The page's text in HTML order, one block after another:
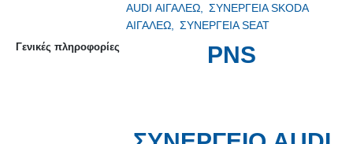
AUDI ΑΙΓΑΛΕΩ,
ΣΥΝΕΡΓΕΙA SKODA
ΑΙΓΑΛΕΩ,
ΣΥΝΕΡΓΕΙA SEAT
Γενικές πληροφορίες PNS